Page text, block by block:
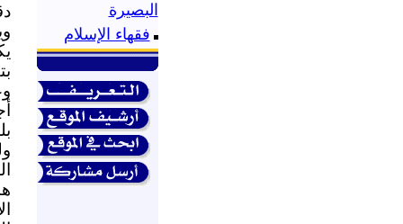
البصيرة
فقهاء الإسلام